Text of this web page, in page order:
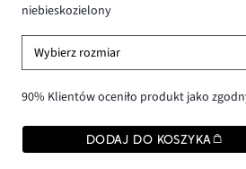
niebieskozielony
Wybierz rozmiar
90% Klientów oceniło produkt jako
DODAJ DO KOSZYKA